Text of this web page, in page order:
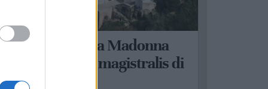
Al Santuario della Madonna
della Scala lectio magistralis di
Papa